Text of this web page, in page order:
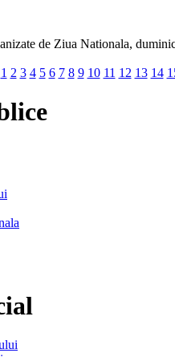
de Ziua Nationala,
1 2 3 4 5 6 7 8 9 10 11 12 13 14